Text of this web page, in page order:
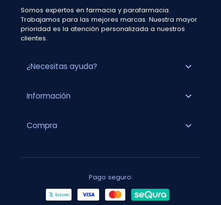
Somos expertos en farmacia y parafarmacia.
Trabajamos para las mejores marcas. Nuestra mayor
prioridad es la atención personalizada a nuestros
clientes.
¿Necesitas ayuda? expand_more
Información expand_more
Compra expand_more
Pago seguro: